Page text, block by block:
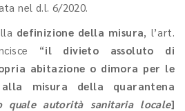
nel d.l. 6/2020.
definizione della misura, l’art.
“il divieto assoluto di
abitazione o dimora per le
alla misura della quarantena
quale autorità sanitaria locale]